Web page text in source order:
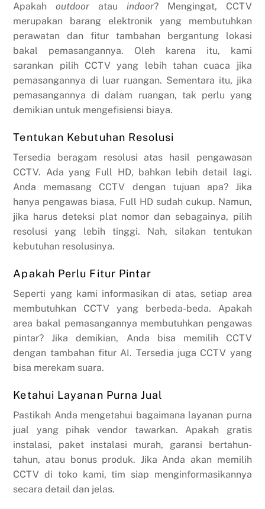
Apakahoutdoor atau indoor? Mengingat, CCTV
merupakan barang elektronik yang membutuhkan
perawatan dan fitur tambahan bergantung lokasi
bakal pemasangannya. Oleh karena itu, kami
sarankan pilih CCTV yang lebih tahan cuaca jika
pemasangannya di luar ruangan. Sementara itu, jika
pemasangannya di dalam ruangan, tak perlu yang
demikian untuk mengefisiensi biaya.
Tentukan Kebutuhan Resolusi
Tersedia beragam resolusi atas hasil pengawasan
CCTV. Ada yang Full HD, bahkan lebih detail lagi.
Anda memasang CCTV dengan tujuan apa? Jika
hanya pengawas biasa, Full HD sudah cukup. Namun,
jika harus deteksi plat nomor dan sebagainya, pilih
resolusi yang lebih tinggi. Nah, silakan tentukan
kebutuhan resolusinya.
Apakah Perlu Fitur Pintar
Seperti yang kami informasikan di atas, setiap area
membutuhkan CCTV yang berbeda-beda. Apakah
area bakal pemasangannya membutuhkan pengawas
pintar? Jika demikian, Anda bisa memilih CCTV
dengan tambahan fitur AI. Tersedia juga CCTV yang
bisa merekam suara.
Ketahui Layanan Purna Jual
Pastikah Anda mengetahui bagaimana layanan purna
jual yang pihak vendor tawarkan. Apakah gratis
instalasi, paket instalasi murah, garansi bertahun-
tahun, atau bonus produk. Jika Anda akan memilih
CCTV di toko kami, tim siap menginformasikannya
secara detail dan jelas.